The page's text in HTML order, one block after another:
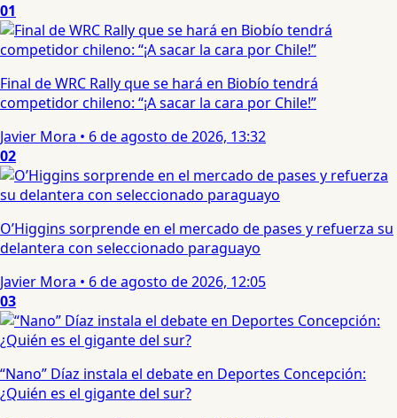
01
Final de WRC Rally que se hará en Biobío tendrá
competidor chileno: “¡A sacar la cara por Chile!”
Javier Mora • 6 de agosto de 2026, 13:32
02
O’Higgins sorprende en el mercado de pases y refuerza su
delantera con seleccionado paraguayo
Javier Mora • 6 de agosto de 2026, 12:05
03
“Nano” Díaz instala el debate en Deportes Concepción:
¿Quién es el gigante del sur?